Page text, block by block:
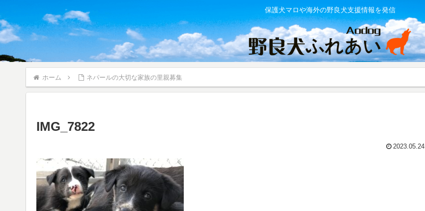
保護犬マロや海外の野良犬支援情報を発信
ホーム ネパールの大切な家族の里親募集
IMG_7822
2023.05.24